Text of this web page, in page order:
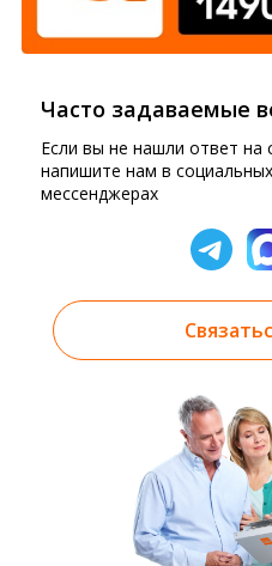
Часто задаваемые
Если вы не нашли ответ на
напишите нам в
мессенджерах